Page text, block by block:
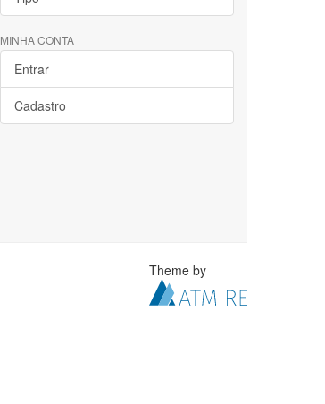
MINHA CONTA
Entrar
Cadastro
Theme by